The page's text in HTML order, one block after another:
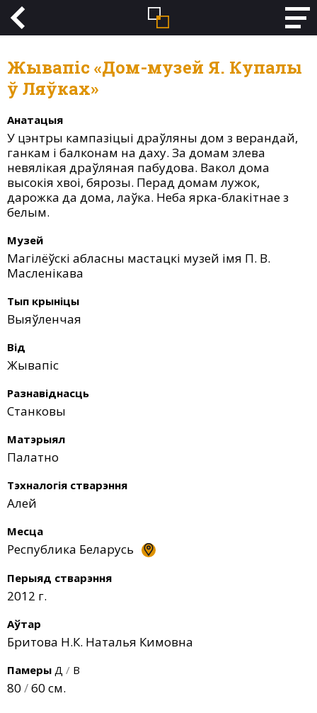
Жывапіс «Дом-музей Я. Купалы
ў Ляўках»
Анатацыя
У цэнтры кампазіцыі драўляны дом з верандай,
ганкам і балконам на даху. За домам злева
невялікая драўляная пабудова. Вакол дома
высокія хвоі, бярозы. Перад домам лужок,
дарожка да дома, лаўка. Неба ярка-блакітнае з
белым.
Музей
Магілёўскі абласны мастацкі музей імя П. В.
Масленікава
Тып крыніцы
Выяўленчая
Від
Жывапіс
Разнавіднасць
Станковы
Матэрыял
Палатно
Тэхналогія стварэння
Алей
Месца
Республика Беларусь
Перыяд стварэння
2012 г.
Аўтар
Бритова Н.К. Наталья Кимовна
Памеры Д / В
80 /60 см.